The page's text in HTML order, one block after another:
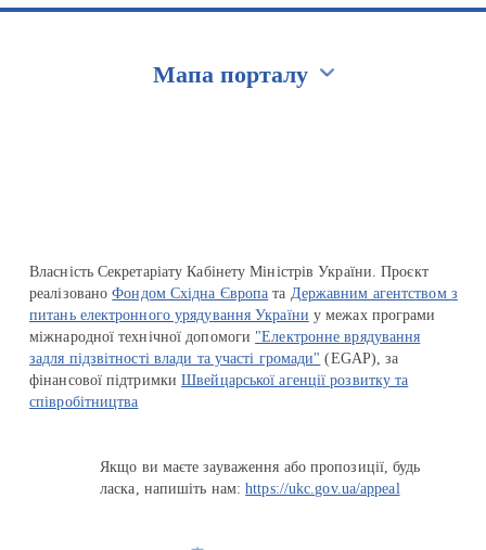
Мапа порталу
Власність Секретаріату Кабінету Міністрів України. Проєкт
реалізованоФондом Східна Європа та Державним агентством з
питань електронного урядування України у межах програми
міжнародної технічної допомоги "Електронне врядування
задля підзвітності влади та участі громади" (EGAP), за
фінансової підтримкиШвейцарської агенції розвитку та
співробітництва
Якщо ви маєте зауваження або пропозиції, будь
ласка, напишіть нам:https://ukc.gov.ua/appeal